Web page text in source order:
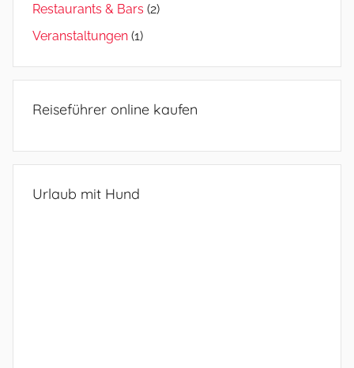
Restaurants & Bars (2)
Veranstaltungen (1)
Reiseführer online kaufen
Urlaub mit Hund